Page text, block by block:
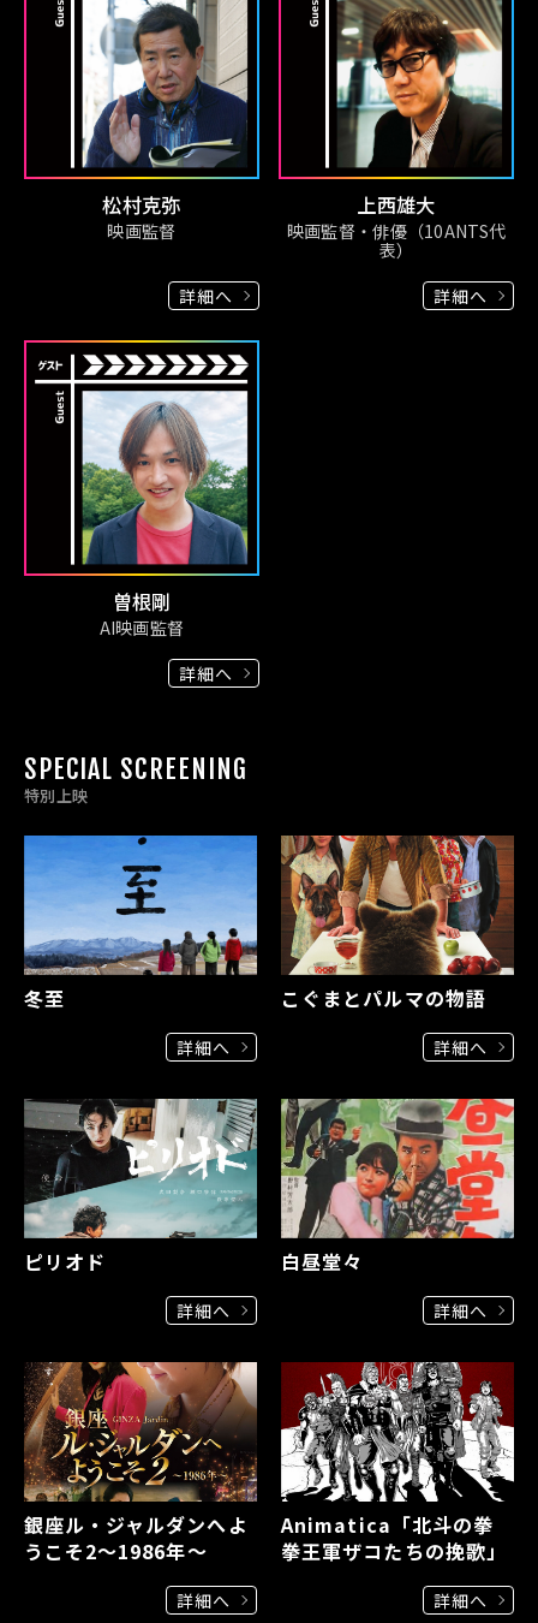
松村克弥
映画監督
詳細へ
上西雄大
映画監督・俳優（10ANTS代
表）
詳細へ
曽根剛
AI映画監督
詳細へ
SPECIAL SCREENING
特別上映
冬至
詳細へ
こぐまとパルマの物語
詳細へ
ピリオド
詳細へ
白昼堂々
詳細へ
銀座ル・ジャルダンへよ
うこそ2～1986年～
詳細へ
Animatica「北斗の拳
拳王軍ザコたちの挽歌」
詳細へ